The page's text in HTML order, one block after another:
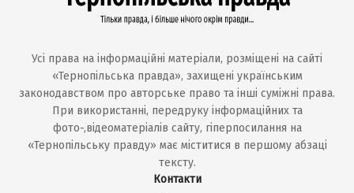
Усі права на інформаційні матеріали, розміщені на сайті
«Тернопільська правда», захищені українським
законодавством про авторське право та інші суміжні права.
При використанні, передруку інформаційних та
фото-,відеоматеріалів сайту, гіперпосилання на
«Тернопільську правду» має міститися в першому абзаці
тексту.
Контакти